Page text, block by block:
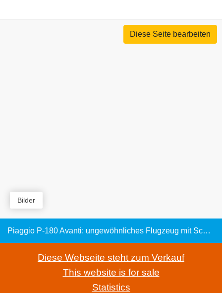
Diese Seite bearbeiten
Bilder
Piaggio P-180 Avanti: ungewöhnliches Flugzeug mit Schubpropeller und Frontflügel
Diese Webseite steht zum Verkauf
This website is for sale
Statistics